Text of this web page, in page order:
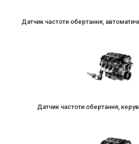
Датчик частоти обертання,
Датчик частоти обертання,